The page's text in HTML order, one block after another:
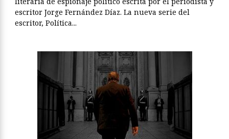
escritor Jorge Fernández Díaz. La nueva serie del
escritor, Política...